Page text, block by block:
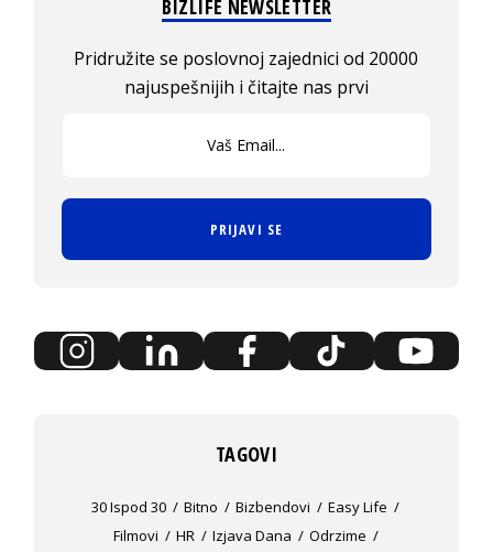
BIZLIFE NEWSLETTER
Pridružite se poslovnoj zajednici od 20000
najuspešnijih i čitajte nas prvi
PRIJAVI SE
TAGOVI
30 Ispod 30 Bitno Bizbendovi
Easy Life
Filmovi
HR Izjava Dana
Odrzime